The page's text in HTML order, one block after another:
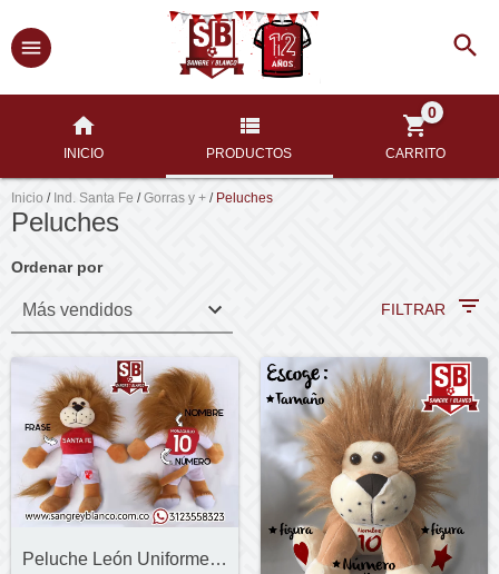
INICIO PRODUCTOS CARRITO
0
Inicio / Ind. Santa Fe / Gorras y + / Peluches
Peluches
Ordenar por
FILTRAR
Peluche León Uniforme Personalizado